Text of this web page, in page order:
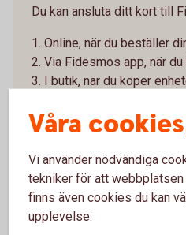
Du kan ansluta ditt kort till
1. Online, när du beställer
2. Via Fidesmos app, när
3. I butik, när du köper
4. När du har fått hem
Ladda ner appen Fidesmo
App store. Lägg in dina
att följa instruktionerna -
samband med beställningen.
Våra
Vi använder nödvändiga
tekniker för att
finns även cookies du kan
upplevelse: